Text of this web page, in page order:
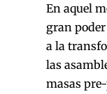
En aquel
gran
a la
las
masas